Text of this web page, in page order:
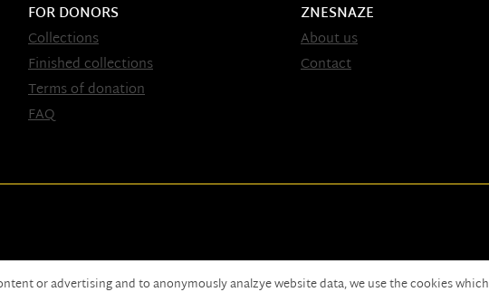
FOR DONORS
Collections
Finished collections
Terms of donation
FAQ
ZNESNAZE
About us
Contact
or advertising and to anonymously analzye website data, we use the cookies which